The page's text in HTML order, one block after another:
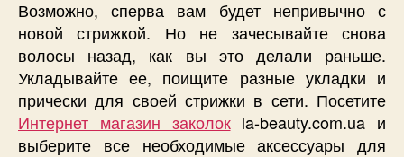
Возможно, сперва вам будет непривычно с
новой стрижкой. Но не зачесывайте снова
волосы назад, как вы это делали раньше.
Укладывайте ее, поищите разные укладки и
прически для своей стрижки в сети. Посетите
Интернет магазин заколокla-beauty.com.ua и
выберите все необходимые аксессуары для